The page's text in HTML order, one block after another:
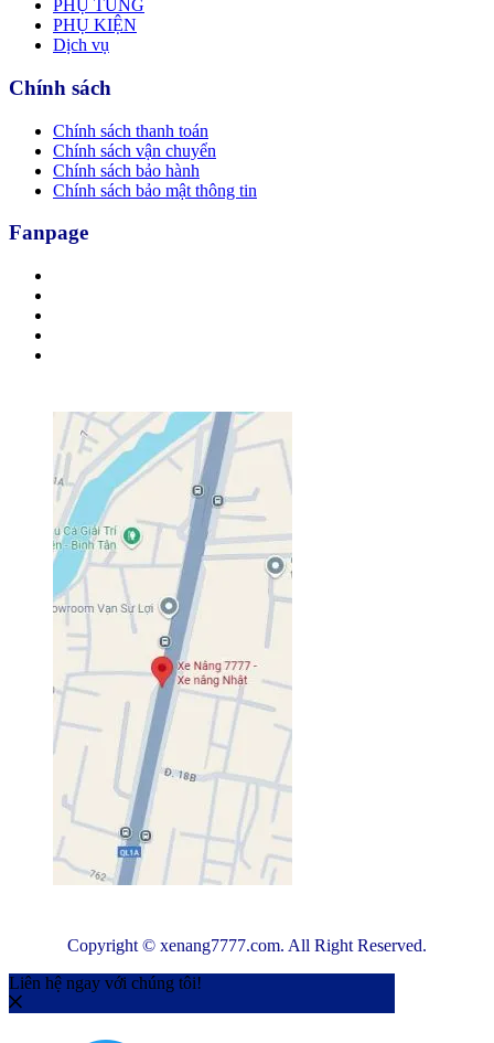
PHỤ TÙNG
PHỤ KIỆN
Dịch vụ
Chính sách
Chính sách thanh toán
Chính sách vận chuyển
Chính sách bảo hành
Chính sách bảo mật thông tin
Fanpage
Copyright © xenang7777.com. All Right Reserved.
Liên hệ ngay với chúng tôi!